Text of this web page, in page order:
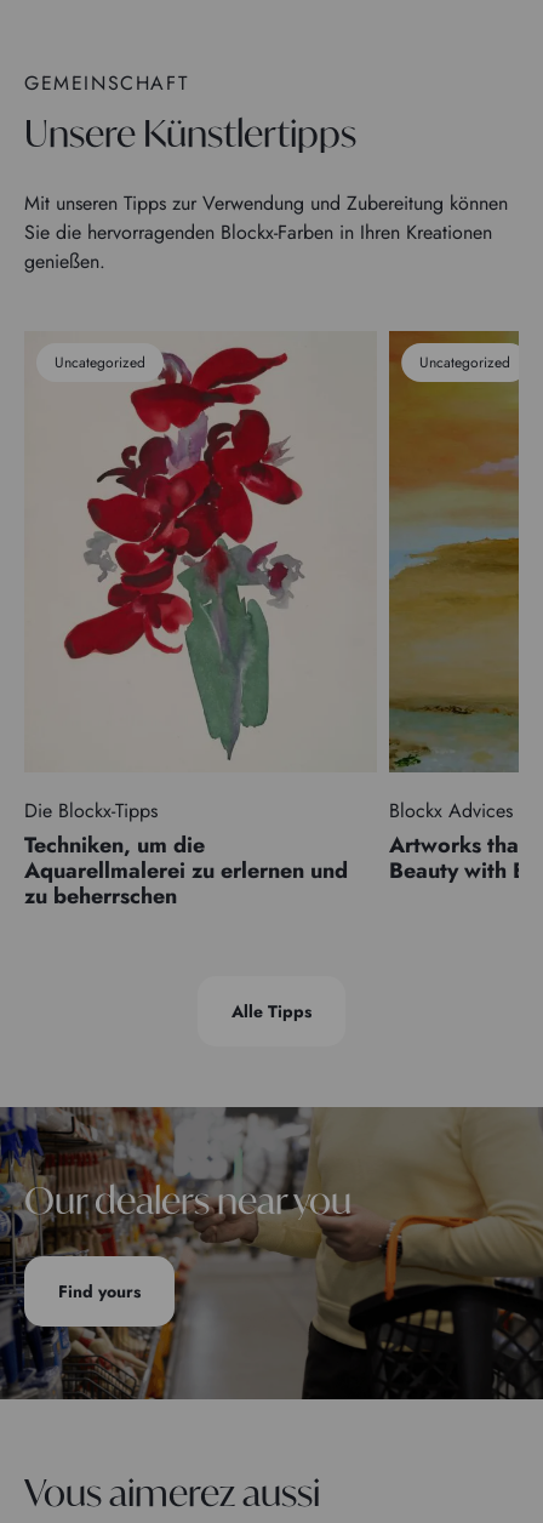
GEMEINSCHAFT
Unsere Künstlertipps
Mit unseren Tipps zur Verwendung und Zubereitung können
Sie die hervorragenden Blockx-Farben in Ihren Kreationen
genießen.
Uncategorized
Die Blockx-Tipps
Techniken, um die
Aquarellmalerei zu erlernen und
zu beherrschen
Uncategorized
Blockx Advices
Artworks that
Beauty with
Alle Tipps
Our dealers near you
Find yours
Vous aimerez aussi